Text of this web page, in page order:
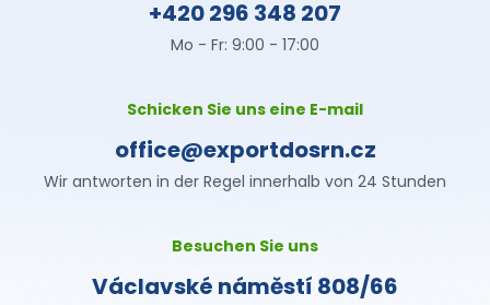
+420 296 348 207
Mo - Fr: 9:00 - 17:00
Schicken Sie uns eine E-mail
office@exportdosrn.cz
Wir antworten in der Regel innerhalb von 24 Stunden
Besuchen Sie uns
Václavské náměstí 808/66